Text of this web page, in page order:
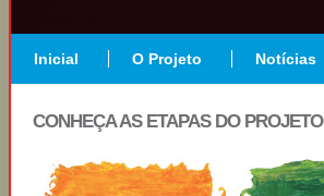
Inicial O Projeto Notícias
CONHEÇA AS ETAPAS DO PROJETO